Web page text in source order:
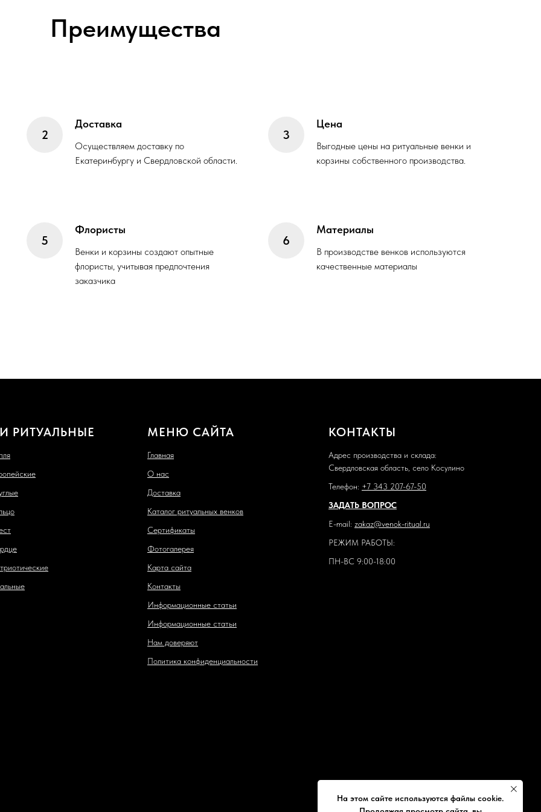
На этом сайте используются файлы cookie.
Преимущества
Доставка
Осуществляем доставку по
Екатеринбургу и Свердловской области.
Цена
Выгодные цены на ритуальные венки и
корзины собственного производства.
Флористы
Венки и корзины создают опытные
флористы, учитывая предпочтения
заказчика
Материалы
В производстве венков используются
качественные материалы
РИТУАЛЬНЫЕ МЕНЮ САЙТА
Главная
О нас
Доставка
Каталог ритуальных венков
Сертификаты
Фотогалерея
Карта сайта
Контакты
Информационные статьи
Информационные статьи
Нам доверяют
Политика конфиденциальности
КОНТАКТЫ
Адрес производства и склада:
Свердловская область, село Косулино
Телефон: +7 343 207-67-50
ЗАДАТЬ ВОПРОС
E-mail: zakaz@venok-ritual.ru
РЕЖИМ РАБОТЫ:
ПН-ВС 9:00-18:00